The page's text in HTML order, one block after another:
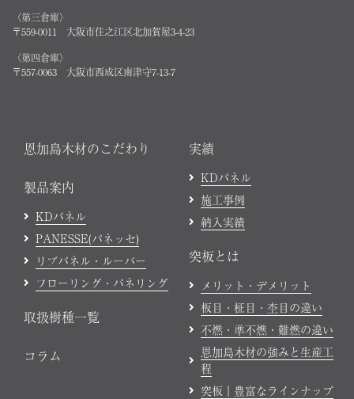
〈第三倉庫〉
〒559-0011 大阪市住之江区北加賀屋3-4-23
〈第四倉庫〉
〒557-0063 大阪市西成区南津守7-13-7
恩加島木材のこだわり
製品案内
KDパネル
PANESSE(パネッセ)
リブパネル・ルーバー
フローリング・パネリング
取扱樹種一覧
コラム
実績
KDパネル
施工事例
納入実績
突板とは
メリット・デメリット
板目・柾目・杢目の違い
不燃・準不燃・難燃の違い
恩加島木材の強みと生産工
程
突板｜豊富なラインナップ